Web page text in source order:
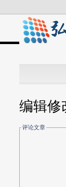
编辑
评论文章